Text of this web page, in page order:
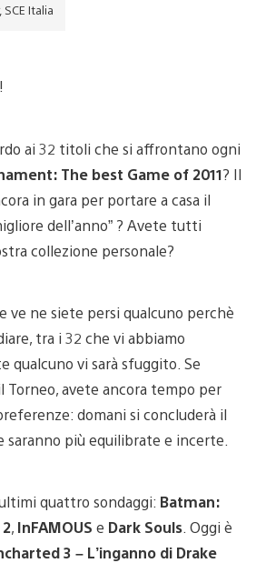
Italia
ai 32 titoli che si affrontano ogni
The best Game of 2011? Il
in gara per portare a casa il
dell’anno” ? Avete tutti
collezione personale?
ve ne siete persi qualcuno perchè
tra i 32 che vi abbiamo
qualcuno vi sarà sfuggito. Se
Torneo, avete ancora tempo per
domani si concluderà il
saranno più equilibrate e incerte.
quattro sondaggi: Batman:
, InFAMOUS e Dark Souls . Oggi è
3 – L’inganno di Drake